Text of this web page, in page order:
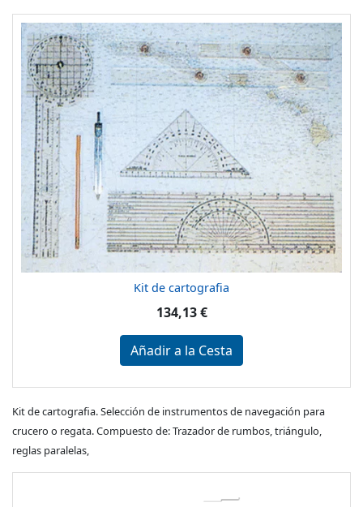
Kit de cartografia
134,13 €
Añadir a la Cesta
Kit de cartografia. Selección de instrumentos de navegación para
crucero o regata. Compuesto de: Trazador de rumbos, triángulo,
reglas paralelas,